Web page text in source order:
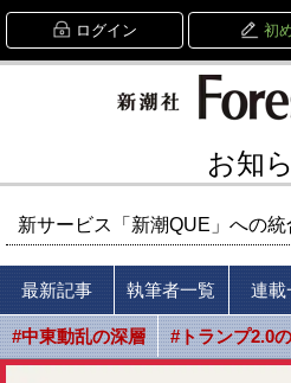
ログイン 初
お知
新サービス「新潮QUE」への統
最新記事 執筆者一覧 連載
#中東動乱の深層 #トランプ2.0